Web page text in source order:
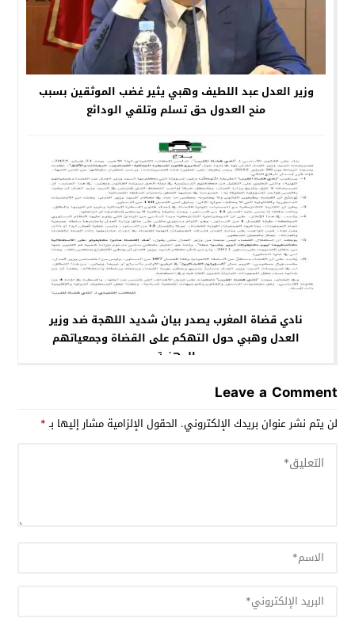
وزير العدل عبد اللطيف وهبي يثير غضب الموثقين بسبب
منح العدول حق تسلم وتلقي الودائع
نادي قضاة المغرب يصدر بيان شديد اللهجة ضد وزير
العدل وهبي حول التهكم على القضاة وجمعياتهم
المهنية
Leave a Comment
لن يتم نشر عنوان بريدك الإلكتروني. الحقول الإلزامية مشار إليها بـ*